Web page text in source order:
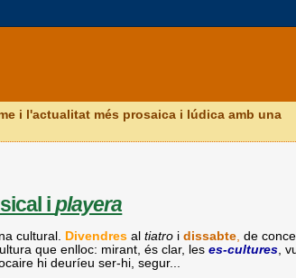
i l'actualitat més prosaica i lúdica amb una
iplayera
cultural. Divendresaltiatro idissabte ,de
que enlloc: mirant, és clar, leses-cultures ,
hi deuríeu ser-hi, segur...